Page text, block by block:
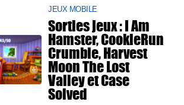
JEUX MOBILE
Sorties jeux : I Am
Hamster, CookieRun
Crumble, Harvest
Moon The Lost
Valley et Case
Solved